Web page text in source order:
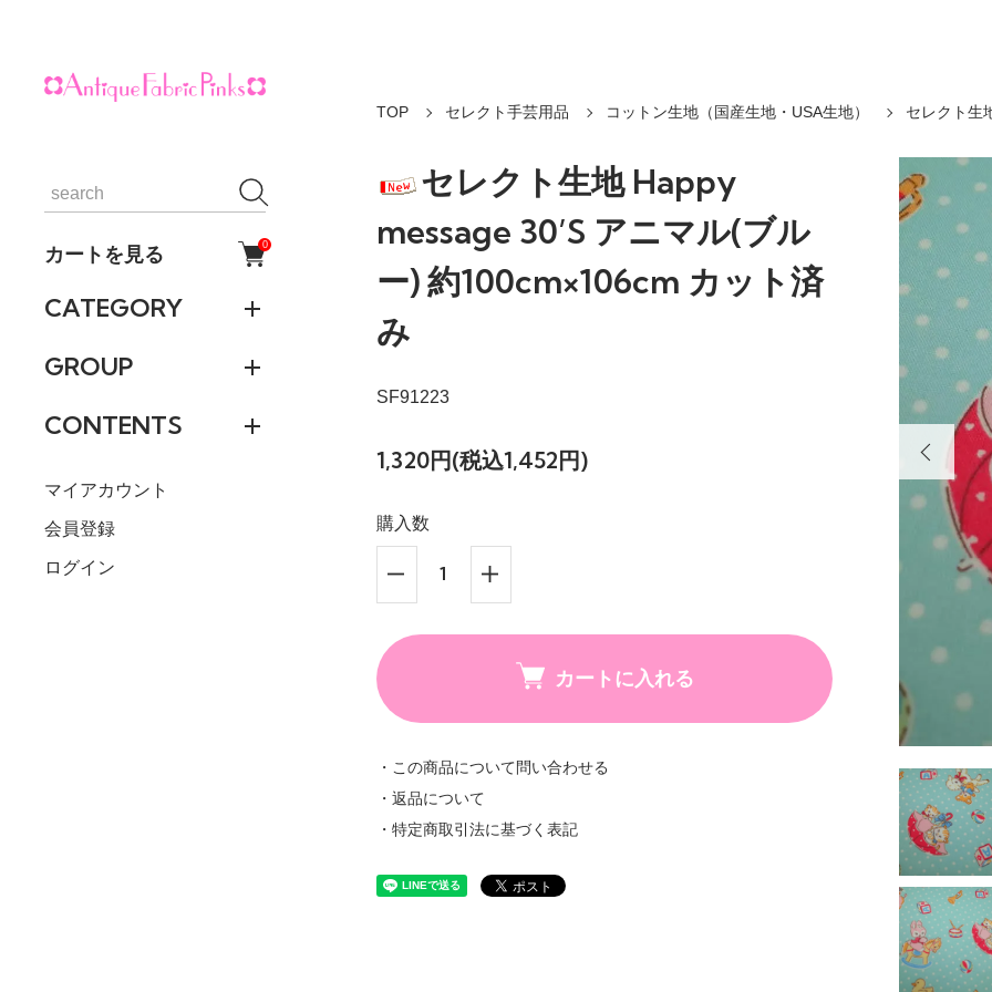
カートを見る 0
CATEGORY
GROUP
CONTENTS
マイアカウント
会員登録
ログイン
TOP セレクト手芸用品 コットン生地（国産生地・USA生地） セレクト生
セレクト生地 Happy
message 30’S アニマル(ブル
ー) 約100cm×106cm カット済
み
SF91223
1,320円(税込1,452円)
購入数
カートに入れる
・この商品について問い合わせる
・返品について
・特定商取引法に基づく表記